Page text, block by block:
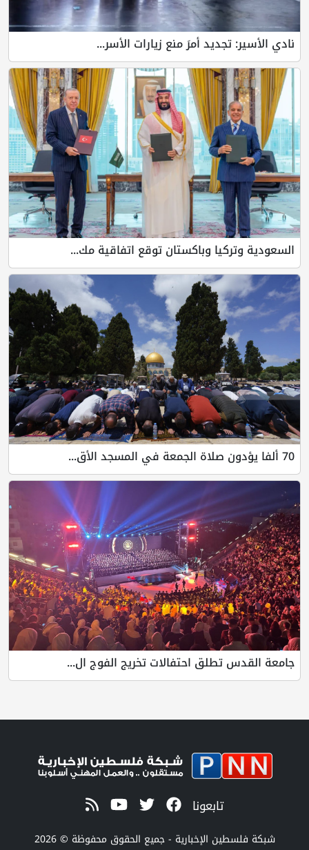
نادي الأسير: تجديد أمرَ منع زيارات الأسر...
السعودية وتركيا وباكستان توقع اتفاقية مك...
70 ألفا يؤدون صلاة الجمعة في المسجد الأق...
جامعة القدس تطلق احتفالات تخريج الفوج ال...
تابعونا
شبكة فلسطين الإخبارية - جميع الحقوق محفوظة © 2026